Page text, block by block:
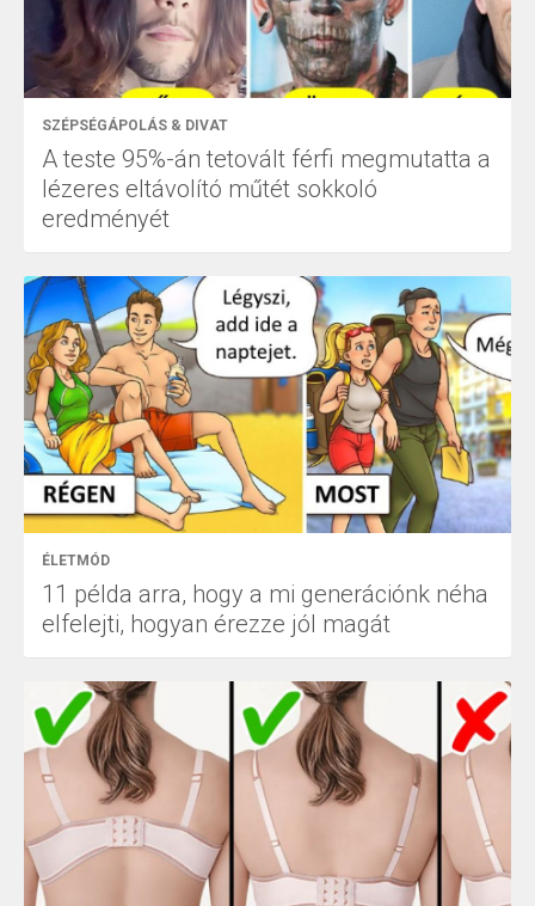
SZÉPSÉGÁPOLÁS & DIVAT
A teste 95%-án tetovált férfi megmutatta a
lézeres eltávolító műtét sokkoló
eredményét
ÉLETMÓD
11 példa arra, hogy a mi generációnk néha
elfelejti, hogyan érezze jól magát